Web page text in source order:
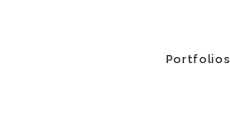
Portfolios